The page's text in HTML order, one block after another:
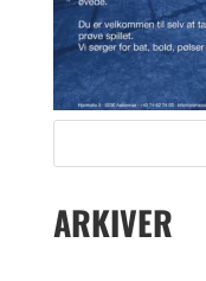
ARKIVER